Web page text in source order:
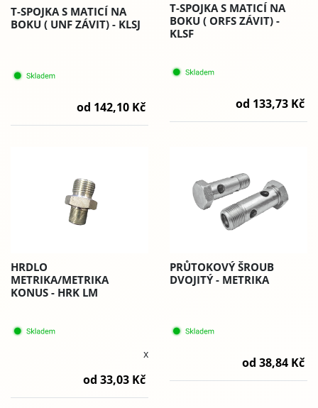
T-SPOJKA S MATICÍ NA
BOKU ( UNF ZÁVIT) - KLSJ
od 142,10 Kč
T-SPOJKA S MATICÍ NA
BOKU ( ORFS ZÁVIT) -
KLSF
od 133,73 Kč
HRDLO
METRIKA/METRIKA
KONUS - HRK LM
x
od 33,03 Kč
PRŮTOKOVÝ ŠROUB
DVOJITÝ - METRIKA
od 38,84 Kč